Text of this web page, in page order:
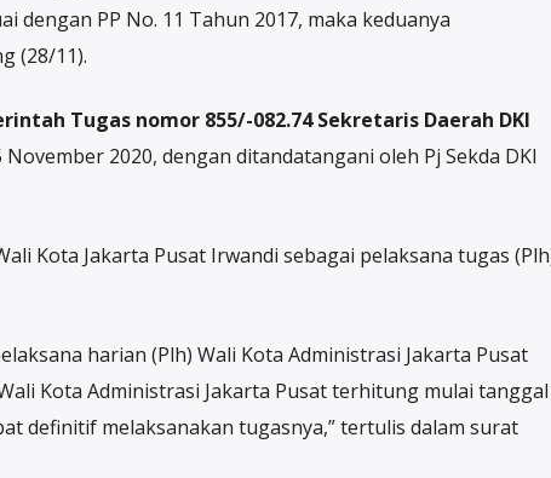
dengan PP No. 11 Tahun 2017, maka keduanya
(28/11).
Tugas nomor 855/-082.74 Sekretaris Daerah DKI
2020, dengan ditandatangani oleh Pj Sekda DKI
Kota Jakarta Pusat Irwandi sebagai pelaksana tugas
harian (Plh) Wali Kota Administrasi Jakarta Pusat
Kota Administrasi Jakarta Pusat terhitung mulai tanggal
definitif melaksanakan tugasnya,” tertulis dalam surat